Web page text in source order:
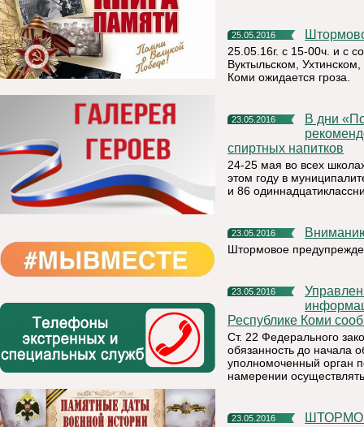
25.05.2016
25.05.16г. с 15-00ч. и с
Вуктыльском,
Коми ожидается гроза.
23.05.2016
В дни «Последних звонков» предпринимателям
спиртных напитков
24-25 мая во всех
этом году в
и 86
23.05.2016
Штормовое
23.05.2016
Управление Федеральной службы по надзору в сфере связи,
Республике Коми
Ст. 22 Федерального
обязанность до начала
уполномоченный орган
намерении
23.05.2016